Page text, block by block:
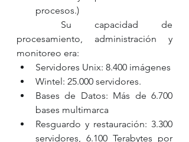
procesos.)
procesamiento, administración y
monitoreo era:
Servidores Unix: 8.400 imágenes
Wintel: 25.000 servidores.
Bases de Datos: Más de 6.700
bases multimarca
Resguardo y restauración: 3.300
servidores, 6.100 Terabytes por